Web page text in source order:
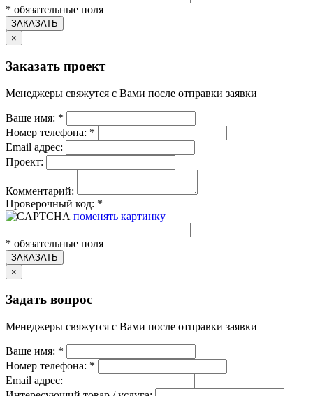
* обязательные поля
ЗАКАЗАТЬ
×
Заказать проект
Менеджеры свяжутся с Вами после отправки заявки
Ваше имя: *
Номер телефона: *
Email адрес:
Проект:
Комментарий:
Проверочный код: *
поменять картинку
* обязательные поля
ЗАКАЗАТЬ
×
Задать вопрос
Менеджеры свяжутся с Вами после отправки заявки
Ваше имя: *
Номер телефона: *
Email адрес: